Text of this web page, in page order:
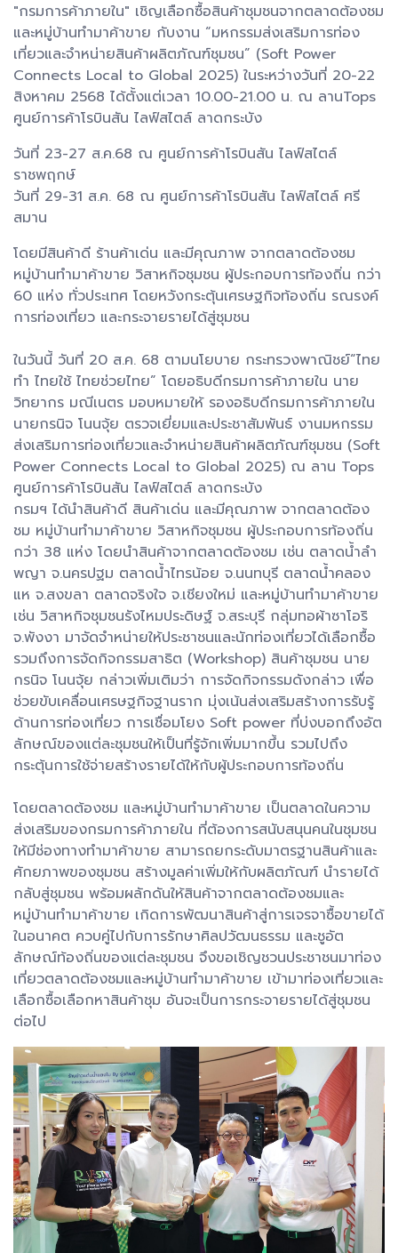
"กรมการค้าภายใน" เชิญเลือกซื้อสินค้าชุมชนจากตลาดต้องชม
และหมู่บ้านทำมาค้าขาย กับงาน “มหกรรมส่งเสริมการท่อง
เที่ยวและจำหน่ายสินค้าผลิตภัณฑ์ชุมชน” (Soft Power
Connects Local to Global 2025) ในระหว่างวันที่ 20-22
สิงหาคม 2568 ได้ตั้งแต่เวลา 10.00-21.00 น. ณ ลานTops
ศูนย์การค้าโรบินสัน ไลฟ์สไตล์ ลาดกระบัง
วันที่ 23-27 ส.ค.68 ณ ศูนย์การค้าโรบินสัน ไลฟ์สไตล์
ราชพฤกษ์
วันที่ 29-31 ส.ค. 68 ณ ศูนย์การค้าโรบินสัน ไลฟ์สไตล์ ศรี
สมาน
โดยมีสินค้าดี ร้านค้าเด่น และมีคุณภาพ จากตลาดต้องชม
หมู่บ้านทำมาค้าขาย วิสาหกิจชุมชน ผู้ประกอบการท้องถิ่น กว่า
60 แห่ง ทั่วประเทศ โดยหวังกระตุ้นเศรษฐกิจท้องถิ่น รณรงค์
การท่องเที่ยว และกระจายรายได้สู่ชุมชน
ในวันนี้ วันที่ 20 ส.ค. 68 ตามนโยบาย กระทรวงพาณิชย์“ไทย
ทำ ไทยใช้ ไทยช่วยไทย” โดยอธิบดีกรมการค้าภายใน นาย
วิทยากร มณีเนตร มอบหมายให้ รองอธิบดีกรมการค้าภายใน
นายกรนิจ โนนจุ้ย ตรวจเยี่ยมและประชาสัมพันธ์ งานมหกรรม
ส่งเสริมการท่องเที่ยวและจำหน่ายสินค้าผลิตภัณฑ์ชุมชน (Soft
Power Connects Local to Global 2025) ณ ลาน Tops
ศูนย์การค้าโรบินสัน ไลฟ์สไตล์ ลาดกระบัง
กรมฯ ได้นำสินค้าดี สินค้าเด่น และมีคุณภาพ จากตลาดต้อง
ชม หมู่บ้านทำมาค้าขาย วิสาหกิจชุมชน ผู้ประกอบการท้องถิ่น
กว่า 38 แห่ง โดยนำสินค้าจากตลาดต้องชม เช่น ตลาดน้ำลำ
พญา จ.นครปฐม ตลาดน้ำไทรน้อย จ.นนทบุรี ตลาดน้ำคลอง
แห จ.สงขลา ตลาดจริงใจ จ.เชียงใหม่ และหมู่บ้านทำมาค้าขาย
เช่น วิสาหกิจชุมชนรังไหมประดิษฐ์ จ.สระบุรี กลุ่มทอผ้าซาโอริ
จ.พังงา มาจัดจำหน่ายให้ประชาชนและนักท่องเที่ยวได้เลือกซื้อ
รวมถึงการจัดกิจกรรมสาธิต (Workshop) สินค้าชุมชน นาย
กรนิจ โนนจุ้ย กล่าวเพิ่มเติมว่า การจัดกิจกรรมดังกล่าว เพื่อ
ช่วยขับเคลื่อนเศรษฐกิจฐานราก มุ่งเน้นส่งเสริมสร้างการรับรู้
ด้านการท่องเที่ยว การเชื่อมโยง Soft power ที่บ่งบอกถึงอัต
ลักษณ์ของแต่ละชุมชนให้เป็นที่รู้จักเพิ่มมากขึ้น รวมไปถึง
กระตุ้นการใช้จ่ายสร้างรายได้ให้กับผู้ประกอบการท้องถิ่น
โดยตลาดต้องชม และหมู่บ้านทำมาค้าขาย เป็นตลาดในความ
ส่งเสริมของกรมการค้าภายใน ที่ต้องการสนับสนุนคนในชุมชน
ให้มีช่องทางทำมาค้าขาย สามารถยกระดับมาตรฐานสินค้าและ
ศักยภาพของชุมชน สร้างมูลค่าเพิ่มให้กับผลิตภัณฑ์ นำรายได้
กลับสู่ชุมชน พร้อมผลักดันให้สินค้าจากตลาดต้องชมและ
หมู่บ้านทำมาค้าขาย เกิดการพัฒนาสินค้าสู่การเจรจาซื้อขายได้
ในอนาคต ควบคู่ไปกับการรักษาศิลปวัฒนธรรม และชูอัต
ลักษณ์ท้องถิ่นของแต่ละชุมชน จึงขอเชิญชวนประชาชนมาท่อง
เที่ยวตลาดต้องชมและหมู่บ้านทำมาค้าขาย เข้ามาท่องเที่ยวและ
เลือกซื้อเลือกหาสินค้าชุม อันจะเป็นการกระจายรายได้สู่ชุมชน
ต่อไป